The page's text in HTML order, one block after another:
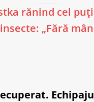
rănind cel
„Fără